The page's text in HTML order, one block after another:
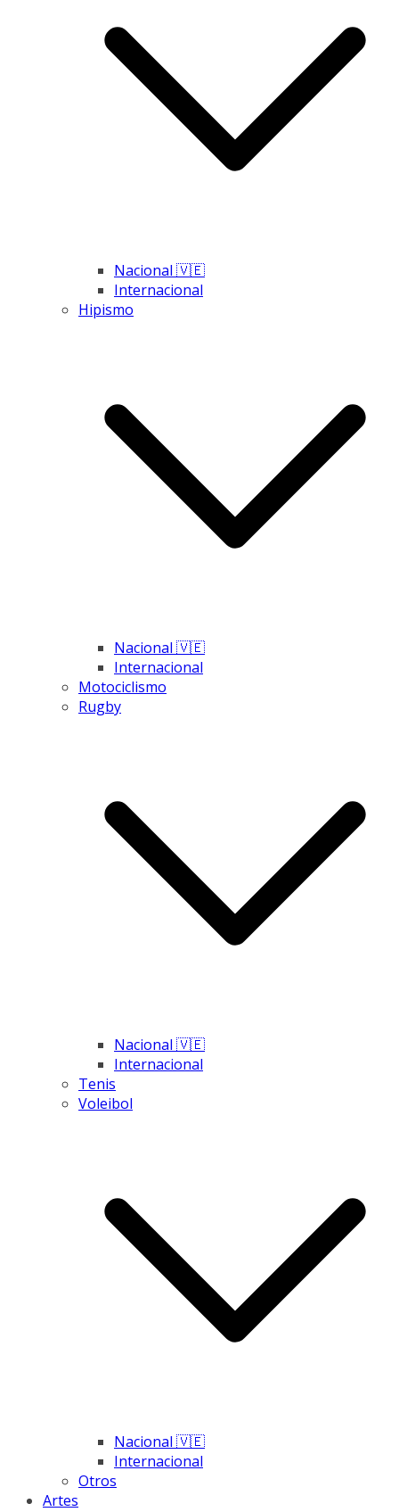
Nacional 🇻🇪
Internacional
Hipismo
Nacional 🇻🇪
Internacional
Motociclismo
Rugby
Nacional 🇻🇪
Internacional
Tenis
Voleibol
Nacional 🇻🇪
Internacional
Otros
Artes